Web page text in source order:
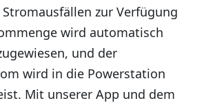
zur Verfügung
wird automatisch
und der
wird in die Powerstation
Mit unserer App und dem